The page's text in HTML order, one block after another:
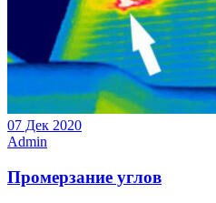
07 Дек 2020
Admin
Промерзание углов